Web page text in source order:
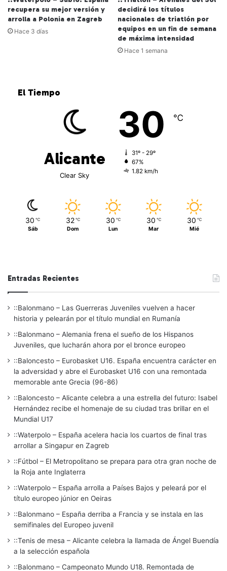
recupera su mejor versión y
arrolla a Polonia en Zagreb
Hace 3 días
decidirá los títulos
nacionales de triatlón por
equipos en un fin de semana
de máxima intensidad
Hace 1 semana
El Tiempo
Alicante
Clear Sky
30 ℃
31º - 29º
67%
1.82 km/h
30 ℃
Sáb
32 ℃
Dom
30 ℃
Lun
30 ℃
Mar
30 ℃
Mié
Entradas Recientes
::Balonmano – Las Guerreras Juveniles vuelven a hacer
historia y pelearán por el título mundial en Rumanía
::Balonmano – Alemania frena el sueño de los Hispanos
Juveniles, que lucharán ahora por el bronce europeo
::Baloncesto – Eurobasket U16. España encuentra carácter en
la adversidad y abre el Eurobasket U16 con una remontada
memorable ante Grecia (96-86)
::Baloncesto – Alicante celebra a una estrella del futuro: Isabel
Hernández recibe el homenaje de su ciudad tras brillar en el
Mundial U17
::Waterpolo – España acelera hacia los cuartos de final tras
arrollar a Singapur en Zagreb
::Fútbol – El Metropolitano se prepara para otra gran noche de
la Roja ante Inglaterra
::Waterpolo – España arrolla a Países Bajos y peleará por el
título europeo júnior en Oeiras
::Balonmano – España derriba a Francia y se instala en las
semifinales del Europeo juvenil
::Tenis de mesa – Alicante celebra la llamada de Ángel Buendía
a la selección española
::Balonmano – Campeonato Mundo U18. Remontada de